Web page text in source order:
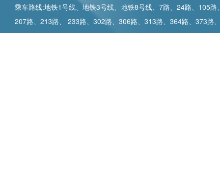
乘车路线:地铁1号线、地铁3号线、地铁8号线、7路、24路、105
207路、213路、 233路、302路、306路、313路、364路、373路